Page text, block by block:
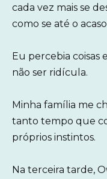
cada vez mais se
como se até o
Eu percebia coisas
não ser ridícula.
Minha família me
tanto tempo que
próprios instintos.
Na terceira tarde,